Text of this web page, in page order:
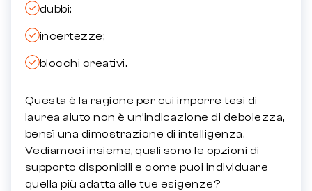
dubbi;
incertezze;
blocchi creativi.
Questa è la ragione per cui imporre tesi di
laurea aiuto non è un’indicazione di debolezza,
bensì una dimostrazione di intelligenza.
Vediamoci insieme, quali sono le opzioni di
supporto disponibili e come puoi individuare
quella più adatta alle tue esigenze?